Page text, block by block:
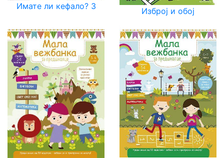
Имате ли кефало? 3
Изброј и обој